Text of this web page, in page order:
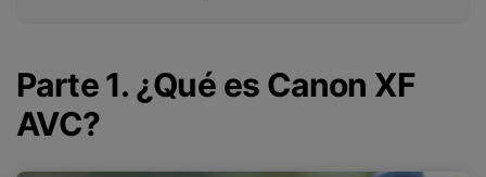
Parte 1. ¿Qué es Canon XF
AVC?